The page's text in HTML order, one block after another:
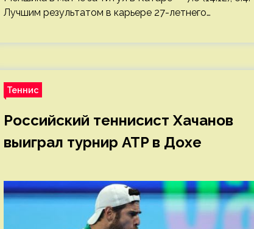
Лучшим результатом в карьере 27-летнего…
Теннис
Российский теннисист Хачанов
выиграл турнир ATP в Дохе